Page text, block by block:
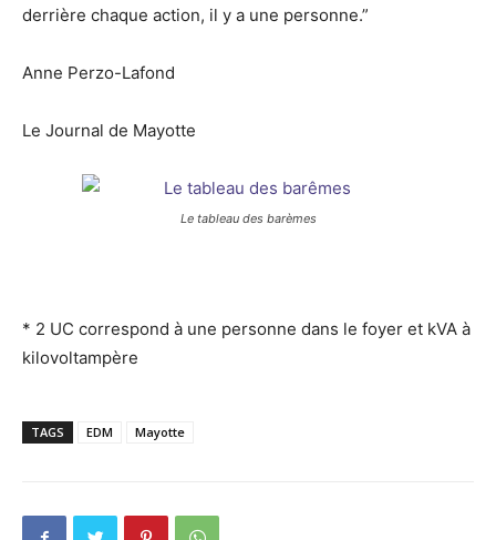
derrière chaque action, il y a une personne.”
Anne Perzo-Lafond
Le Journal de Mayotte
Le tableau des barèmes
* 2 UC correspond à une personne dans le foyer et kVA à
kilovoltampère
TAGS EDM Mayotte